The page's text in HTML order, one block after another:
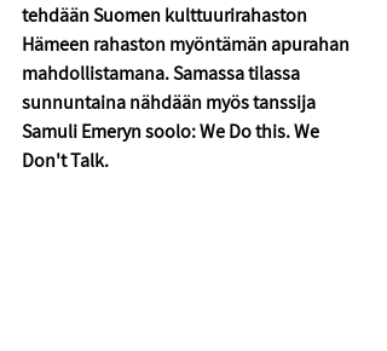
tehdään Suomen kulttuurirahaston
Hämeen rahaston myöntämän apurahan
mahdollistamana. Samassa tilassa
sunnuntaina nähdään myös tanssija
Samuli Emeryn soolo: We Do this. We
Don't Talk.